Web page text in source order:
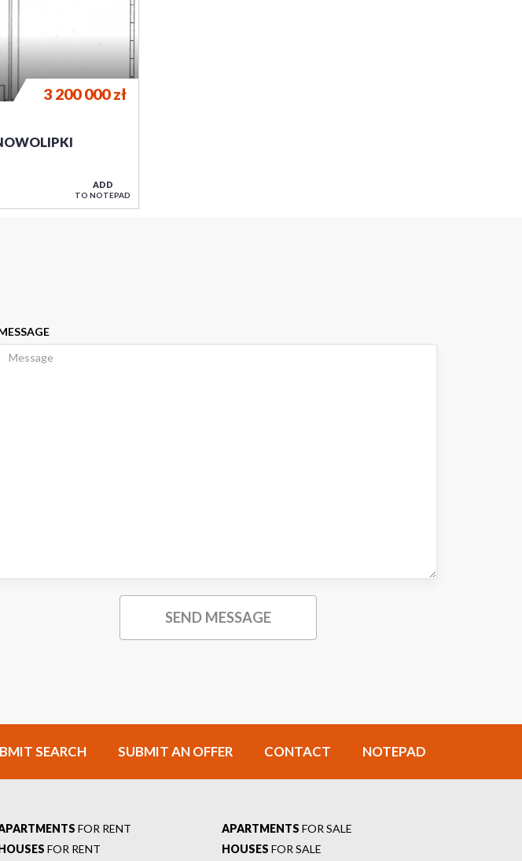
3 200 000zł
ADD
TO NOTEPAD
SEARCH SUBMIT AN OFFER CONTACT NOTEPAD
FOR RENT
FOR RENT
APARTMENTS FOR SALE
HOUSES FOR SALE